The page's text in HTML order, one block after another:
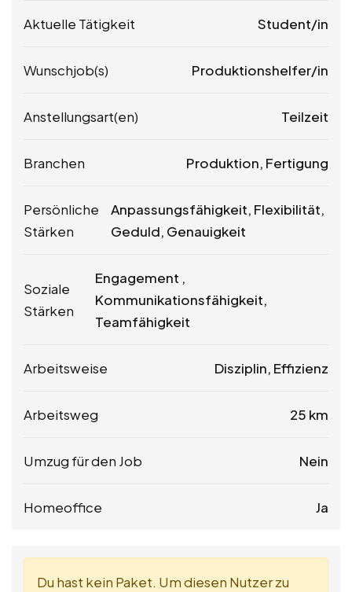
Aktuelle Tätigkeit Student/in
Wunschjob(s) Produktionshelfer/in
Anstellungsart(en) Teilzeit
Branchen Produktion, Fertigung
Persönliche
Stärken
Anpassungsfähigkeit, Flexibilität,
Geduld, Genauigkeit
Soziale
Stärken
Engagement ,
Kommunikationsfähigkeit,
Teamfähigkeit
Arbeitsweise Disziplin, Effizienz
Arbeitsweg 25 km
Umzug für den Job Nein
Homeoffice Ja
Du hast kein Paket. Um diesen Nutzer zu